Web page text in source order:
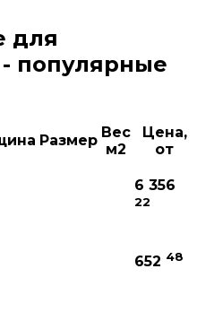
для
популярные
Размер Вес
м2
Цена,
от
6 356
22
652 48